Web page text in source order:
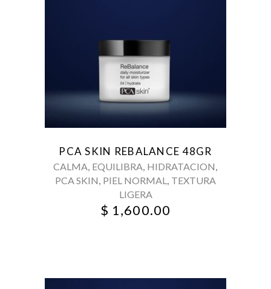
PCA SKIN REBALANCE 48GR
CALMA, EQUILIBRA, HIDRATACION,
PCA SKIN, PIEL NORMAL, TEXTURA
LIGERA
$ 1,600.00